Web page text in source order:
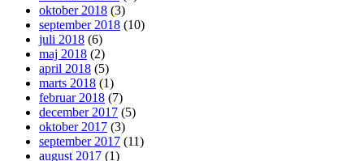
oktober 2018 (3)
september 2018 (10)
juli 2018 (6)
maj 2018 (2)
april 2018 (5)
marts 2018 (1)
februar 2018 (7)
december 2017 (5)
oktober 2017 (3)
september 2017 (11)
august 2017 (1)